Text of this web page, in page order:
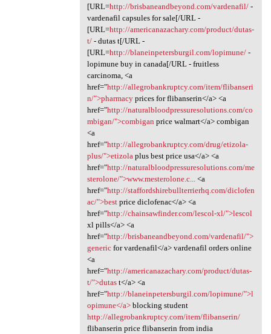
[URL=http://brisbaneandbeyond.com/vardenafil/-
vardenafil capsules for sale[/URL -
[URL=http://americanazachary.com/product/dutas-
t/- dutas t[/URL -
[URL=http://blaneinpetersburgil.com/lopimune/-
lopimune buy in canada[/URL - fruitless
carcinoma, <a
href="http://allegrobankruptcy.com/item/flibanseri
n/">pharmacyprices for flibanserin</a> <a
href="http://naturalbloodpressuresolutions.com/co
mbigan/">combigan price walmart</a> combigan
<a
href="http://allegrobankruptcy.com/drug/etizola-
plus/">etizola plus best price usa</a> <a
href="http://naturalbloodpressuresolutions.com/me
sterolone/">www.mesterolone.c...
<a
href="http://staffordshirebullterrierhq.com/diclofen
ac/">bestprice diclofenac</a> <a
href="http://chainsawfinder.com/lescol-xl/">lescol
xl pills</a> <a
href="http://brisbaneandbeyond.com/vardenafil/">
genericfor vardenafil</a> vardenafil orders online
<a
href="http://americanazachary.com/product/dutas-
t/">dutast</a> <a
href="http://blaneinpetersburgil.com/lopimune/">l
opimune</a>blocking student
http://allegrobankruptcy.com/item/flibanserin/
flibanserin price flibanserin from india